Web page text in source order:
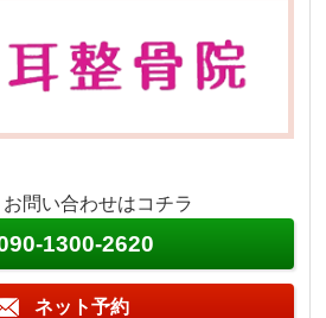
問い合わせはコチラ
1300-2620
ネット予約